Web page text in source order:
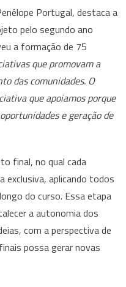
Portugal, destaca a
pelo segundo ano
a formação de 75
que promovam a
das comunidades. O
que apoiamos porque
e geração de
final, no qual cada
exclusiva, aplicando todos
do curso. Essa etapa
a autonomia dos
com a perspectiva de
possa gerar novas